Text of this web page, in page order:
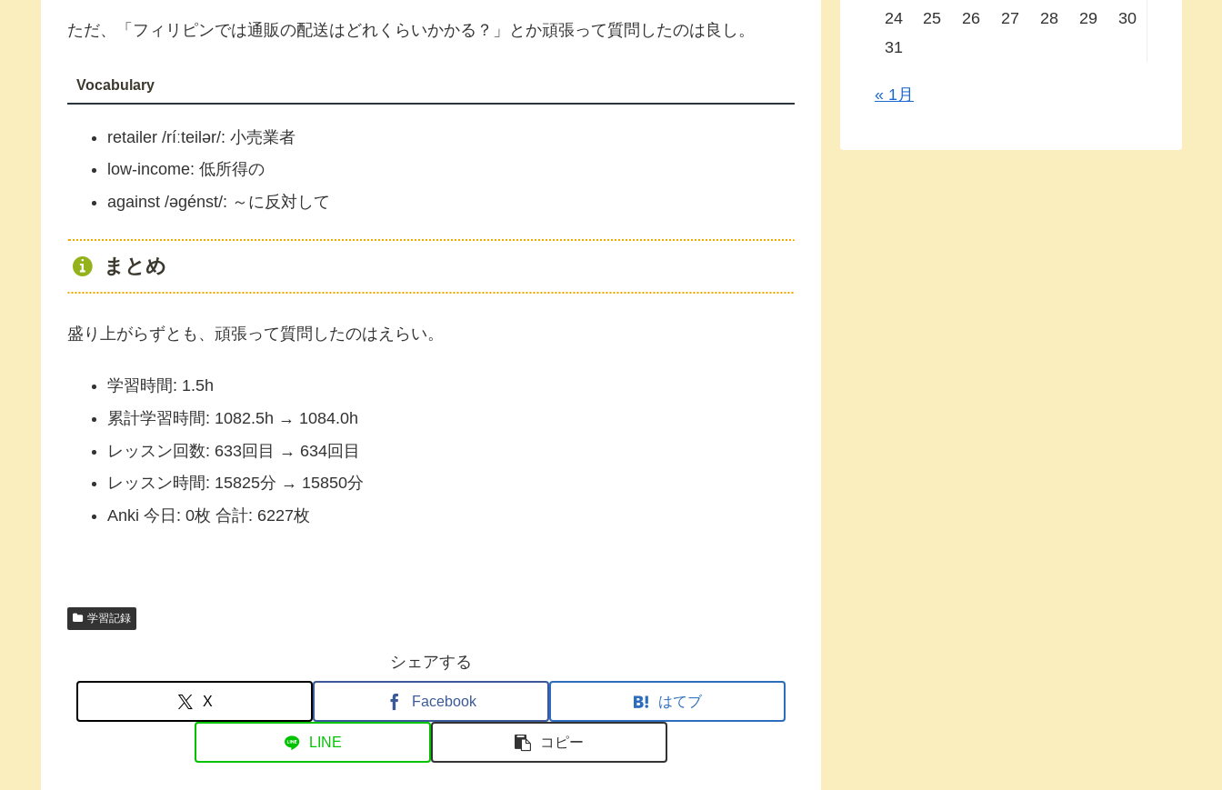
ただ、「フィリピンでは通販の配送はどれくらいかかる？」とか頑張って質問したのは良し。
Vocabulary
retailer /ríːteilər/: 小売業者
low-income: 低所得の
against /əgénst/: ～に反対して
まとめ
盛り上がらずとも、頑張って質問したのはえらい。
学習時間: 1.5h
累計学習時間: 1082.5h → 1084.0h
レッスン回数: 633回目 → 634回目
レッスン時間: 15825分 → 15850分
Anki 今日: 0枚 合計: 6227枚
学習記録
シェアする
X Facebook はてブ
LINE コピー
24
25 26 27 28 29
30
31
« 1月